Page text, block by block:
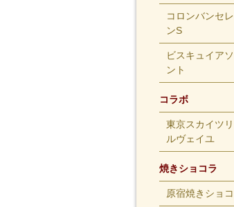
コロンバンセ
ンS
ビスキュイア
ント
コラボ
東京スカイツ
ルヴェイユ
焼きショコラ
原宿焼きショ